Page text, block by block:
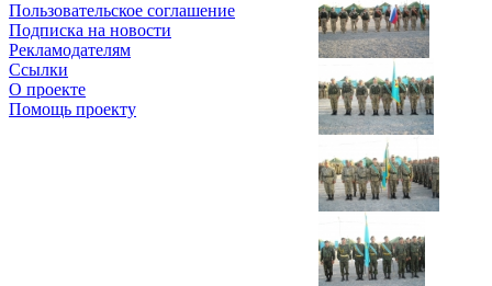
Пользовательское соглашение
Подписка на новости
Рекламодателям
Ссылки
О проекте
Помощь проекту